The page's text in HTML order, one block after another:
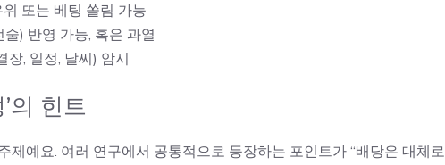
또는 베팅 쏠림 가능
) 반영 가능, 혹은 과열
장, 일정, 날씨) 암시
의 힌트
제예요. 여러 연구에서 공통적으로 등장하는 포인트가 “배당은 대체로